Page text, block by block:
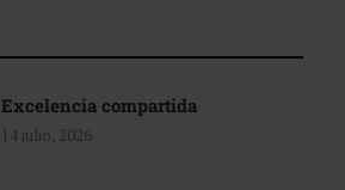
Excelencia compartida
14 julio, 2026